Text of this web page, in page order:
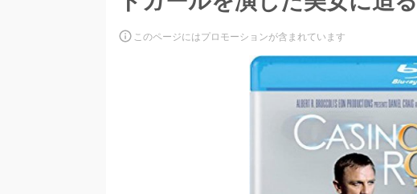
このページにはプロモーションが含まれています